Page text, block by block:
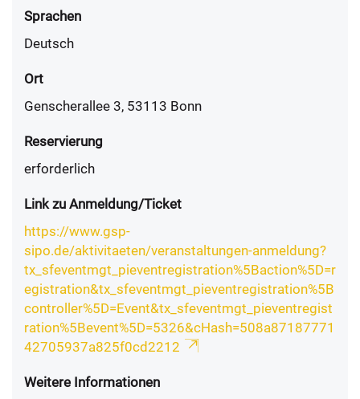
Sprachen
Deutsch
Ort
Genscherallee 3, 53113 Bonn
Reservierung
erforderlich
Link zu Anmeldung/Ticket
https://www.gsp-
sipo.de/aktivitaeten/veranstaltungen-anmeldung?
tx_sfeventmgt_pieventregistration%5Baction%5D=r
egistration&tx_sfeventmgt_pieventregistration%5B
controller%5D=Event&tx_sfeventmgt_pieventregist
ration%5Bevent%5D=5326&cHash=508a87187771
42705937a825f0cd2212
Weitere Informationen